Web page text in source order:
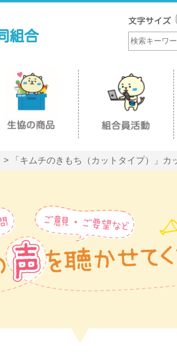
「キムチのきもち（カットタイプ）」